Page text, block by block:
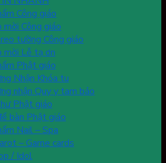
Công giáo
mời Công giáo
tường Công giáo
mời Lễ tạ ơn
Phật giáo
Nhận Khóa tu
nhận Quy y tam bảo
Phật giáo
bàn Phật giáo
Nail – Spa
– Game cards
/ Idol